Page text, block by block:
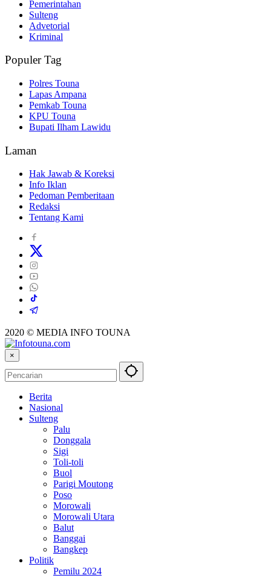
Pemerintahan
Sulteng
Advetorial
Kriminal
Populer Tag
Polres Touna
Lapas Ampana
Pemkab Touna
KPU Touna
Bupati Ilham Lawidu
Laman
Hak Jawab & Koreksi
Info Iklan
Pedoman Pemberitaan
Redaksi
Tentang Kami
2020 © MEDIA INFO TOUNA
×
Berita
Nasional
Sulteng
Palu
Donggala
Sigi
Toli-toli
Buol
Parigi Moutong
Poso
Morowali
Morowali Utara
Balut
Banggai
Bangkep
Politik
Pemilu 2024